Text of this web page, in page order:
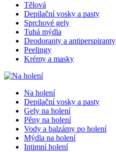
Tělová
Depilační vosky a pasty
Sprchové gely
Tuhá mýdla
Deodoranty a antiperspiranty
Peelingy
Krémy a masky
Na holení
Depilační vosky a pasty
Gely na holení
Pěny na holení
Vody a balzámy po holení
Mýdla na holení
Intimní holení